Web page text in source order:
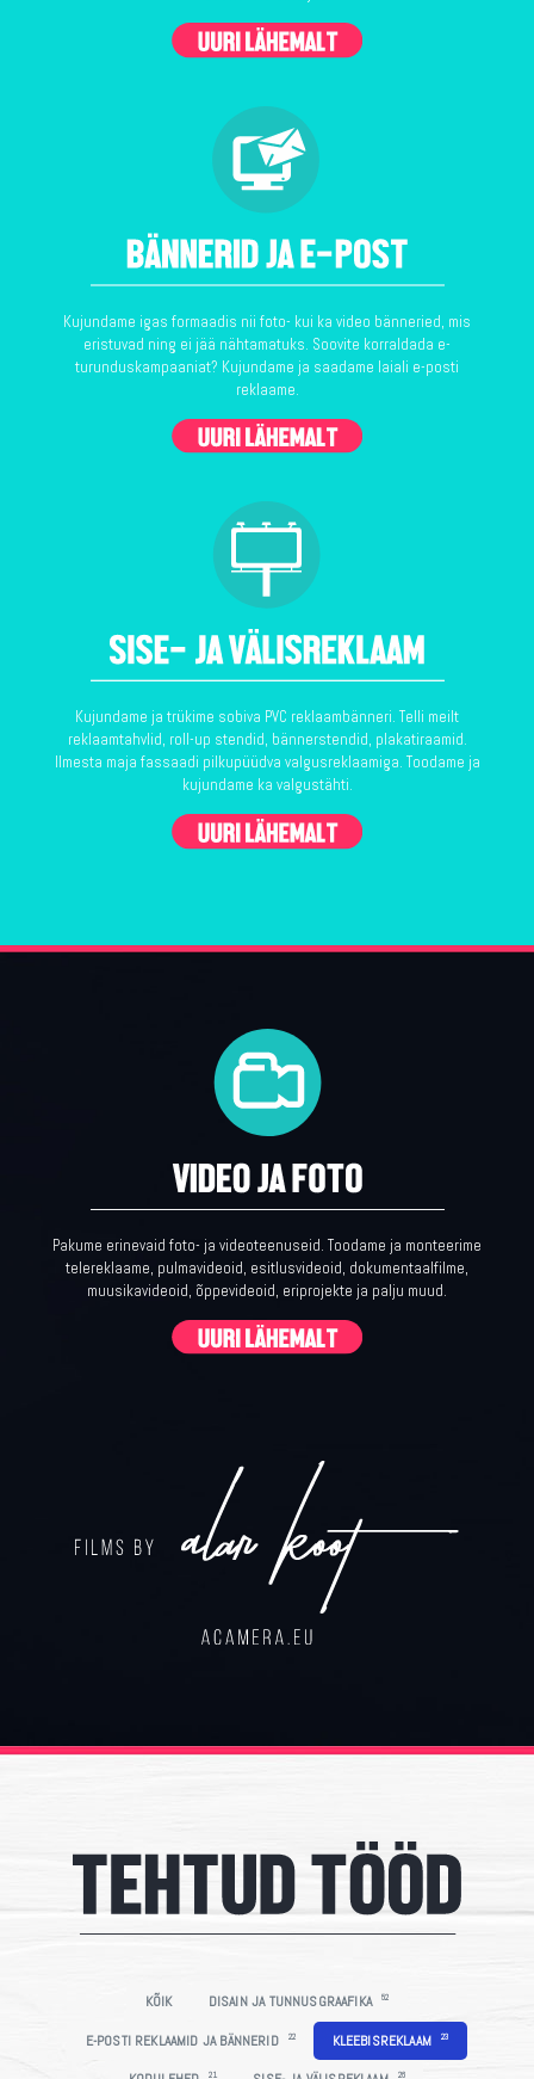
Kujundame igas formaadis nii foto- kui ka video bänneried, mis
eristuvad ning ei jää nähtamatuks. Soovite korraldada e-
turunduskampaaniat? Kujundame ja saadame laiali e-posti
reklaame.
Kujundame ja trükime sobiva PVC reklaambänneri. Telli meilt
reklaamtahvlid, roll-up stendid, bännerstendid, plakatiraamid.
Ilmesta maja fassaadi pilkupüüdva valgusreklaamiga. Toodame ja
kujundame ka valgustähti.
Pakume erinevaid foto- ja videoteenuseid. Toodame ja monteerime
telereklaame, pulmavideoid, esitlusvideoid, dokumentaalfilme,
muusikavideoid, õppevideoid, eriprojekte ja palju muud.
KÕIK DISAIN JA TUNNUSGRAAFIKA 52
E-POSTI REKLAAMID JA BÄNNERID 22 KLEEBISREKLAAM 23
21 26